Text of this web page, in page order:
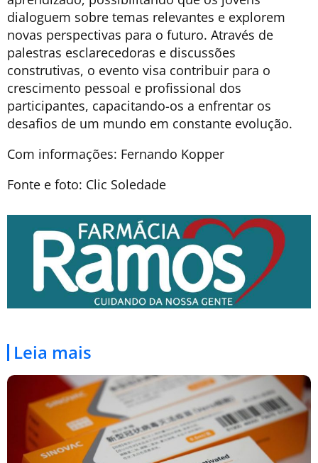
dialoguem sobre temas relevantes e explorem
novas perspectivas para o futuro. Através de
palestras esclarecedoras e discussões
construtivas, o evento visa contribuir para o
crescimento pessoal e profissional dos
participantes, capacitando-os a enfrentar os
desafios de um mundo em constante evolução.
Com informações: Fernando Kopper
Fonte e foto: Clic Soledade
Leia mais